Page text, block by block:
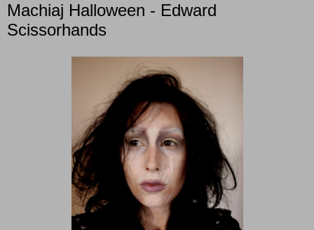
Machiaj Halloween - Edward
Scissorhands